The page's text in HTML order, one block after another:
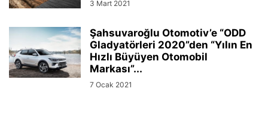
3 Mart 2021
Şahsuvaroğlu Otomotiv’e “ODD
Gladyatörleri 2020”den “Yılın En
Hızlı Büyüyen Otomobil
Markası”...
7 Ocak 2021